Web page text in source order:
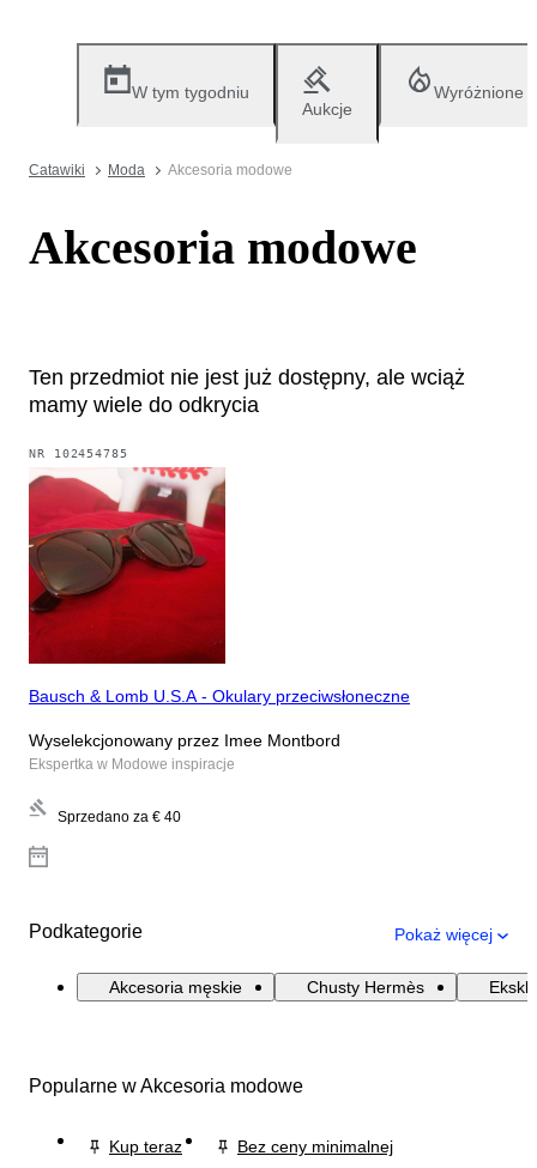
W tym tygodniu
Aukcje
Wyróżnione
Catawiki Moda Akcesoria modowe
Akcesoria modowe
Ten przedmiot nie jest już dostępny, ale wciąż
mamy wiele do odkrycia
NR 102454785
Bausch & Lomb U.S.A - Okulary przeciwsłoneczne
Wyselekcjonowany przez Imee Montbord
Ekspertka w Modowe inspiracje
Sprzedano za € 40
Podkategorie Pokaż więcej
Akcesoria męskie Chusty Hermès
Popularne w Akcesoria modowe
Kup teraz
Bez ceny minimalnej